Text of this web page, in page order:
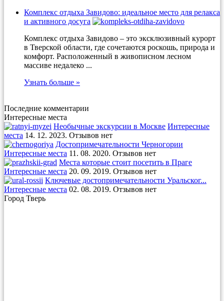
Комплекс отдыха Завидово: идеальное место для релакса
и активного досуга
Комплекс отдыха Завидово – это эксклюзивный курорт
в Тверской области, где сочетаются роскошь, природа и
комфорт. Расположенный в живописном лесном
массиве недалеко ...
Узнать больше »
Последние комментарии
Интересные места
Необычные экскурсии в Москве Интересные
места 14. 12. 2023. Отзывов нет
Достопримечательности Черногории
Интересные места 11. 08. 2020. Отзывов нет
Места которые стоит посетить в Праге
Интересные места 20. 09. 2019. Отзывов нет
Ключевые достопримечательности Уральског...
Интересные места 02. 08. 2019. Отзывов нет
Город Тверь